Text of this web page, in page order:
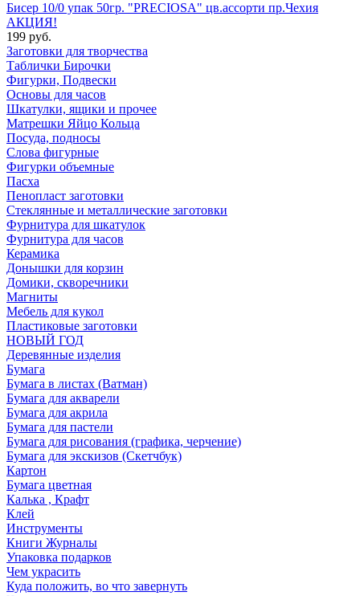
Бисер 10/0 упак 50гр. "PRECIOSA" цв.ассорти пр.Чехия
АКЦИЯ!
199 руб.
Заготовки для творчества
Таблички Бирочки
Фигурки, Подвески
Основы для часов
Шкатулки, ящики и прочее
Матрешки Яйцо Кольца
Посуда, подносы
Слова фигурные
Фигурки объемные
Пасха
Пенопласт заготовки
Стеклянные и металлические заготовки
Фурнитура для шкатулок
Фурнитура для часов
Керамика
Донышки для корзин
Домики, скворечники
Магниты
Мебель для кукол
Пластиковые заготовки
НОВЫЙ ГОД
Деревянные изделия
Бумага
Бумага в листах (Ватман)
Бумага для акварели
Бумага для акрила
Бумага для пастели
Бумага для рисования (графика, черчение)
Бумага для экскизов (Скетчбук)
Картон
Бумага цветная
Калька , Крафт
Клей
Инструменты
Книги Журналы
Упаковка подарков
Чем украсить
Куда положить, во что завернуть